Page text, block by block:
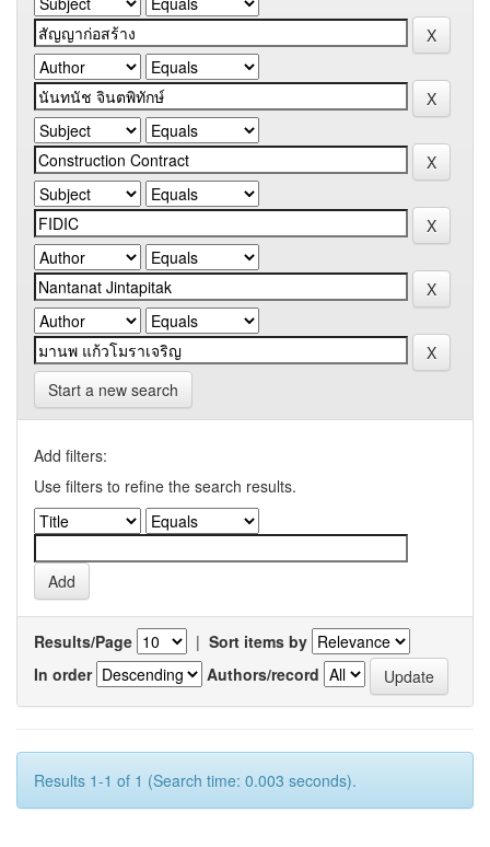
Start a new search
Add filters:
Use filters to refine the search results.
Results/Page | Sort items by
In order
Authors/record
Results 1-1 of 1 (Search time: 0.003 seconds).